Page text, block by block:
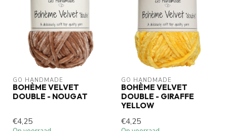
GO HANDMADE
BOHÈME VELVET
DOUBLE - NOUGAT
€4,25
GO HANDMADE
BOHÈME VELVET
DOUBLE - GIRAFFE
YELLOW
€4,25